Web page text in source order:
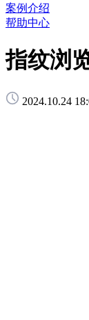
案例介绍
帮助中心
指纹浏
2024.10.24